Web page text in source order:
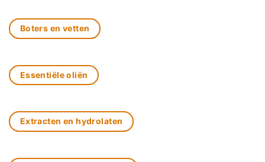
Boters en vetten
Essentiële oliën
Extracten en hydrolaten